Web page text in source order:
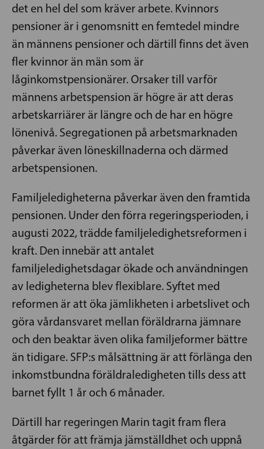
det en hel del som kräver arbete. Kvinnors
pensioner är i genomsnitt en femtedel mindre
än männens pensioner och därtill finns det även
fler kvinnor än män som är
låginkomstpensionärer. Orsaker till varför
männens arbetspension är högre är att deras
arbetskarriärer är längre och de har en högre
lönenivå. Segregationen på arbetsmarknaden
påverkar även löneskillnaderna och därmed
arbetspensionen.
Familjeledigheterna påverkar även den framtida
pensionen. Under den förra regeringsperioden, i
augusti 2022, trädde familjeledighetsreformen i
kraft. Den innebär att antalet
familjeledighetsdagar ökade och användningen
av ledigheterna blev flexiblare. Syftet med
reformen är att öka jämlikheten i arbetslivet och
göra vårdansvaret mellan föräldrarna jämnare
och den beaktar även olika familjeformer bättre
än tidigare. SFP:s målsättning är att förlänga den
inkomstbundna föräldraledigheten tills dess att
barnet fyllt 1 år och 6 månader.
Därtill har regeringen Marin tagit fram flera
åtgärder för att främja jämställdhet och uppnå